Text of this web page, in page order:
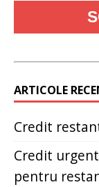
ARTICOLE
Credit
Credit
pentru